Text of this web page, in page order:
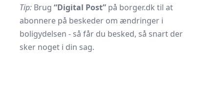
Tip: Brug “Digital Post” på borger.dk til at
abonnere på beskeder om ændringer i
boligydelsen - så får du besked, så snart der
sker noget i din sag.